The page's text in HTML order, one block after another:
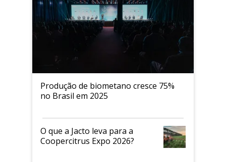
Produção de biometano cresce 75%
no Brasil em 2025
O que a Jacto leva para a
Coopercitrus Expo 2026?